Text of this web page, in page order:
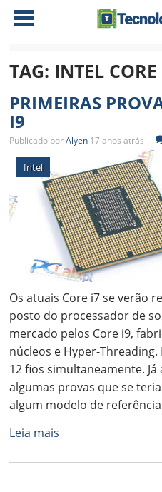
NOTÍCIAS
AMD
INTEL
ATI
NVIDIA
SOFTWARE
NOTEBOOKS
TABLETS
CELULAR
IOS
NOKIA
JOGOS
DOWNLOADS
ANÁLISE
TAG: INTEL
PRIMEIRAS
I9
Publicado porAlyen 17 anos atrás -
Intel
Os atuais Core i7 se verão
posto do processador de
mercado pelos Core i9,
núcleos e Hyper-
12 fios simultaneamente.
algumas provas que se
algum modelo de referência
Leia mais